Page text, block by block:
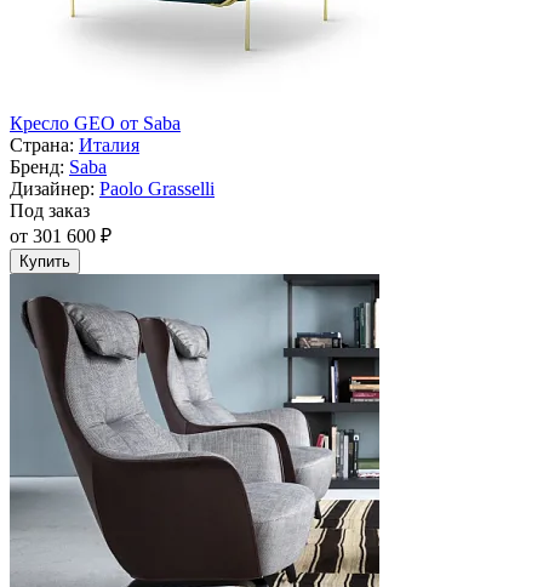
Кресло GEO от Saba
Страна: Италия
Бренд: Saba
Дизайнер: Paolo Grasselli
Под заказ
от 301 600 ₽
Купить